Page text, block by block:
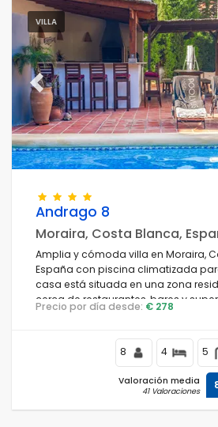
VILLA
Previous
Andrago 8
Moraira, Costa Blanca,
Amplia y cómoda villa en Moraira,
España con piscina climatizada
casa está situada en una zona
cerca de restaurantes, bares y
de la playa Cala Andrago y a 0.
Precio por día desde: € 278
8 4 5
Valoración media
41 Valoraciones